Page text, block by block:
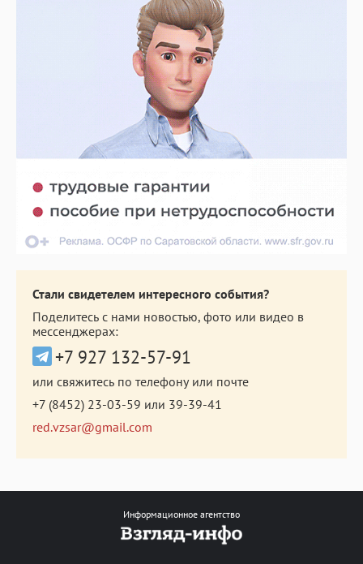
Стали свидетелем интересного события?
Поделитесь с нами новостью, фото или видео в
мессенджерах:
+7 927 132-57-91
или свяжитесь по телефону или почте
+7 (8452) 23-03-59 или 39-39-41
red.vzsar@gmail.com
Информационное агентство